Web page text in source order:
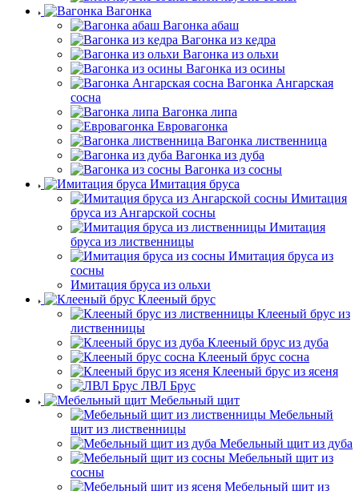
Вагонка
Вагонка абаш
Вагонка из кедра
Вагонка из ольхи
Вагонка из осины
Вагонка Ангарская
сосна
Вагонка липа
Евровагонка
Вагонка лиственница
Вагонка из дуба
Вагонка из сосны
Имитация бруса
Имитация
бруса из Ангарской сосны
Имитация
бруса из лиственницы
Имитация бруса из
сосны
Имитация бруса из ольхи
Клееный брус
Клееный брус из
лиственницы
Клееный брус из дуба
Клееный брус сосна
Клееный брус из ясеня
ЛВЛ Брус
Мебельный щит
Мебельный
щит из лиственницы
Мебельный щит из дуба
Мебельный щит из
сосны
Мебельный щит из